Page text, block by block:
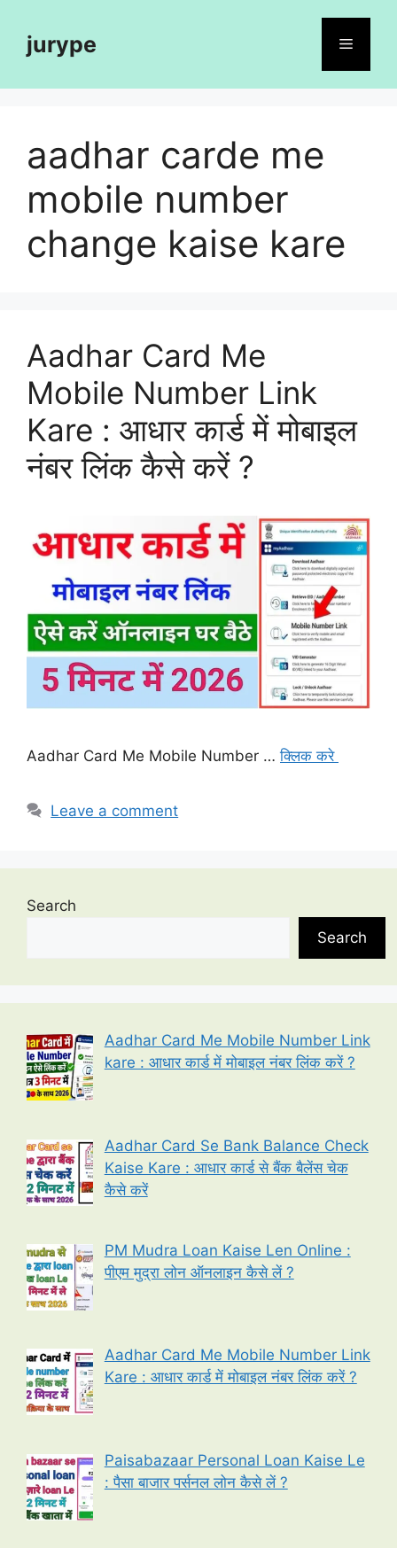
contentjurype Menu
aadhar carde me
mobile number
change kaise kare
Aadhar Card Me
Mobile Number Link
Kare : आधार कार्ड में मोबाइल
नंबर लिंक कैसे करें ?
Aadhar Card Me Mobile Number …क्लिक करे
Leave a comment
Search
Search
Aadhar Card Me Mobile Number Link
kare : आधार कार्ड में मोबाइल नंबर लिंक करें ?
Aadhar Card Se Bank Balance Check
Kaise Kare : आधार कार्ड से बैंक बैलेंस चेक
कैसे करें
PM Mudra Loan Kaise Len Online :
पीएम मुद्रा लोन ऑनलाइन कैसे लें ?
Aadhar Card Me Mobile Number Link
Kare : आधार कार्ड में मोबाइल नंबर लिंक करें ?
Paisabazaar Personal Loan Kaise Le
: पैसा बाजार पर्सनल लोन कैसे लें ?